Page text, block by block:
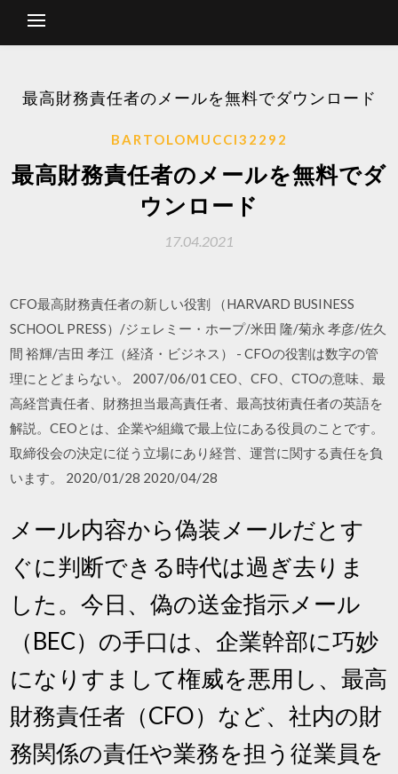
最高財務責任者のメールを無料でダウンロード
BARTOLOMUCCI32292
最高財務責任者のメールを無料でダ
ウンロード
17.04.2021
CFO最高財務責任者の新しい役割 （HARVARD BUSINESS
SCHOOL PRESS）/ジェレミー・ホープ/米田 隆/菊永 孝彦/佐久
間 裕輝/吉田 孝江（経済・ビジネス） - CFOの役割は数字の管
理にとどまらない。 2007/06/01 CEO、CFO、CTOの意味、最
高経営責任者、財務担当最高責任者、最高技術責任者の英語を
解説。CEOとは、企業や組織で最上位にある役員のことです。
取締役会の決定に従う立場にあり経営、運営に関する責任を負
います。 2020/01/28 2020/04/28
メール内容から偽装メールだとす
ぐに判断できる時代は過ぎ去りま
した。今日、偽の送金指示メール
（BEC）の手口は、企業幹部に巧妙
になりすまして権威を悪用し、最高
財務責任者（CFO）など、社内の財
務関係の責任や業務を担う従業員を